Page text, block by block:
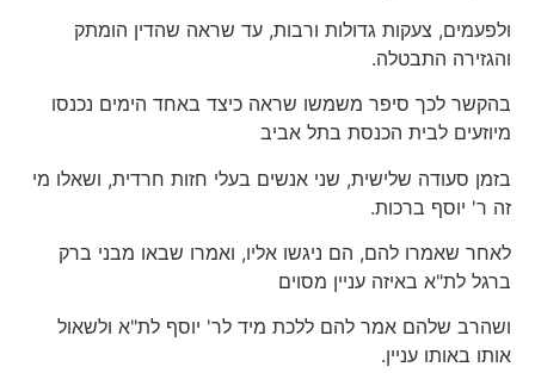
ולפעמים, צעקות גדולות ורבות, עד שראה שהדין הומתק
והגזירה התבטלה.
בהקשר לכך סיפר משמשו שראה כיצד באחד הימים נכנסו
מיוזעים לבית הכנסת בתל אביב
בזמן סעודה שלישית, שני אנשים בעלי חזות חרדית, ושאלו מי
זה ר' יוסף ברכות.
לאחר שאמרו להם, הם ניגשו אליו, ואמרו שבאו מבני ברק
ברגל לת"א באיזה עניין מסוים
ושהרב שלהם אמר להם ללכת מיד לר' יוסף לת"א ולשאול
אותו באותו עניין.